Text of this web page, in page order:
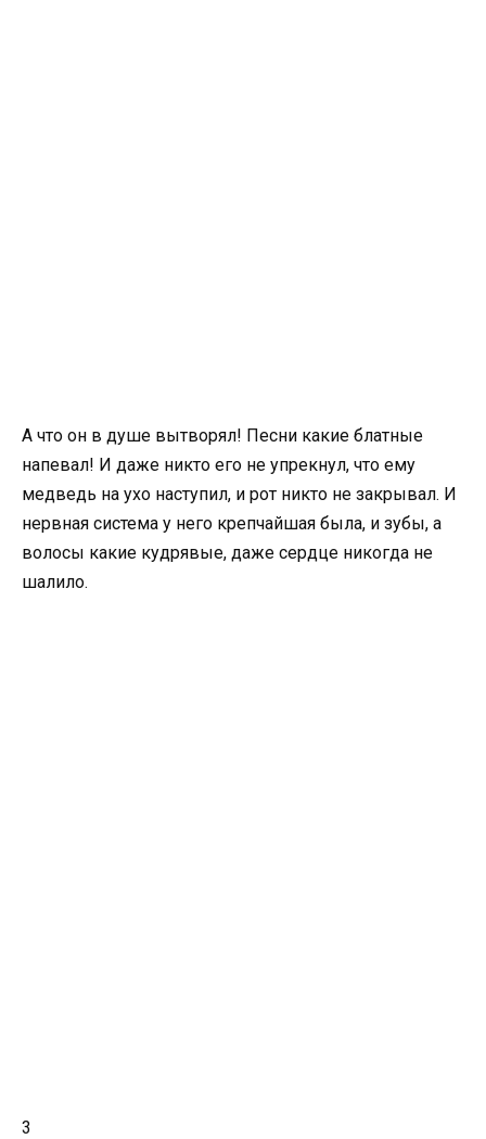
А что он в душе вытворял! Песни какие блатные
напевал! И даже никто его не упрекнул, что ему
медведь на ухо наступил, и рот никто не закрывал. И
нервная система у него крепчайшая была, и зубы, а
волосы какие кудрявые, даже сердце никогда не
шалило.
3